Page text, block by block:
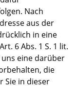
Nach
aus der
in eine
6 Abs. 1 S. 1 lit.
uns eine darüber
die
Sie in dieser